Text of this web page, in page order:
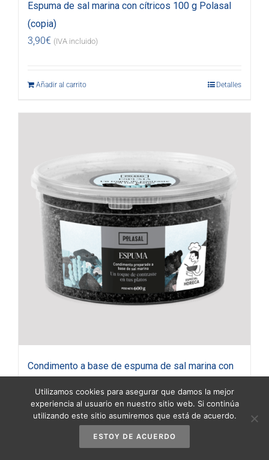
Espuma de sal marina con cítricos 100 g Polasal
(copia)
3,90€ (IVA incluido)
Añadir al carrito Detalles
Condimento a base de espuma de sal marina con
18,95€ (IVA incluido)
Utilizamos cookies para asegurar que damos la mejor
experiencia al usuario en nuestro sitio web. Si continúa
utilizando este sitio asumiremos que está de acuerdo.
ESTOY DE ACUERDO